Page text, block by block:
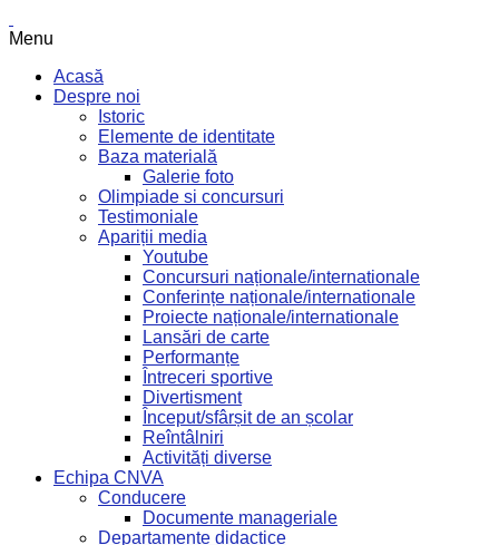
Menu
Acasă
Despre noi
Istoric
Elemente de identitate
Baza materială
Galerie foto
Olimpiade si concursuri
Testimoniale
Apariții media
Youtube
Concursuri naționale/internationale
Conferințe naționale/internationale
Proiecte naționale/internationale
Lansări de carte
Performanțe
Întreceri sportive
Divertisment
Început/sfârșit de an școlar
Reîntâlniri
Activități diverse
Echipa CNVA
Conducere
Documente manageriale
Departamente didactice